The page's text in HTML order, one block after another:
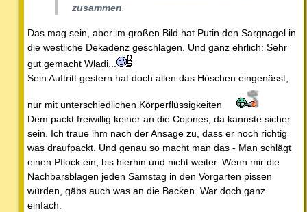
zusammen.
Das mag sein, aber im großen Bild hat Putin den Sargnagel in
die westliche Dekadenz geschlagen. Und ganz ehrlich: Sehr
gut gemacht Wladi...
Sein Auftritt gestern hat doch allen das Höschen eingenässt,
nur mit unterschiedlichen Körperflüssigkeiten
Dem packt freiwillig keiner an die Cojones, da kannste sicher
sein. Ich traue ihm nach der Ansage zu, dass er noch richtig
was draufpackt. Und genau so macht man das - Man schlägt
einen Pflock ein, bis hierhin und nicht weiter. Wenn mir die
Nachbarsblagen jeden Samstag in den Vorgarten pissen
würden, gäbs auch was an die Backen. War doch ganz
einfach.